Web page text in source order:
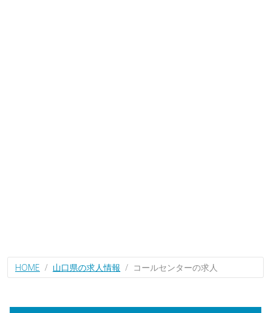
HOME 山口県の求人情報 コールセンターの求人